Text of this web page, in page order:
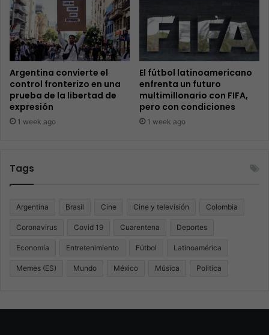
Argentina convierte el
control fronterizo en una
prueba de la libertad de
expresión
1 week ago
El fútbol latinoamericano
enfrenta un futuro
multimillonario con FIFA,
pero con condiciones
1 week ago
Tags
Argentina Brasil Cine Cine y televisión Colombia
Coronavirus Covid 19 Cuarentena Deportes
Economía Entretenimiento Fútbol Latinoamérica
Memes (ES) Mundo México Música Politica